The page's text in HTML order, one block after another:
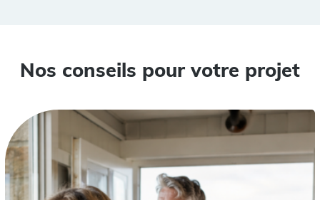
Nos conseils pour votre projet